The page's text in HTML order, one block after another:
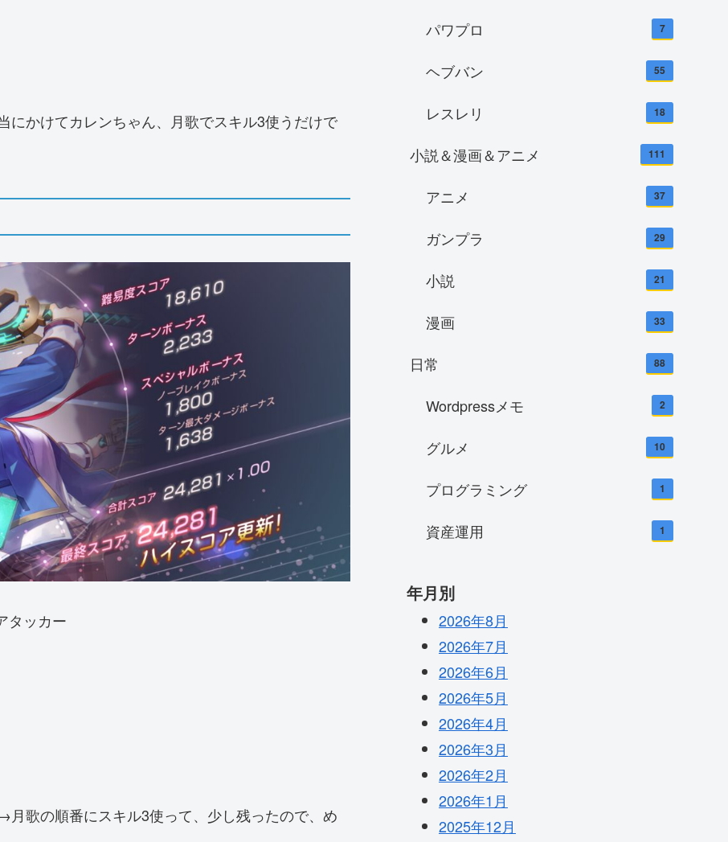
にかけてカレンちゃん、月歌でスキル3使うだけで
タッカー
歌の順番にスキル3使って、少し残ったので、め
パワプロ 7
ヘブバン 55
レスレリ 18
小説＆漫画＆アニメ 111
アニメ 37
ガンプラ 29
小説 21
漫画 33
日常 88
Wordpressメモ 2
グルメ 10
プログラミング 1
資産運用 1
年月別
2026年8月
2026年7月
2026年6月
2026年5月
2026年4月
2026年3月
2026年2月
2026年1月
2025年12月